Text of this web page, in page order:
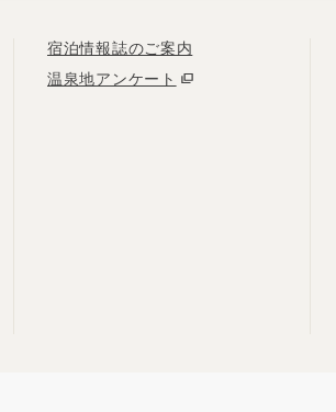
宿泊情報誌のご案内
温泉地アンケート